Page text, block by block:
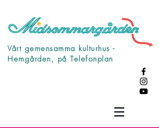
Vårt gemensamma kulturhus -
Hemgården, på Telefonplan